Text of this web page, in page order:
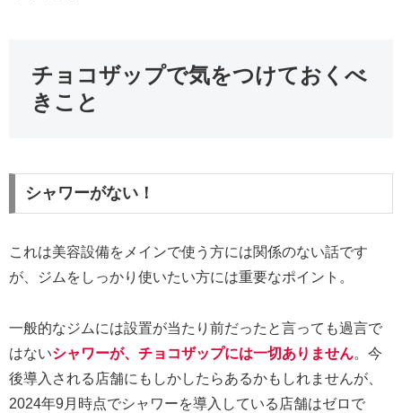
チョコザップで気をつけておくべ
きこと
シャワーがない！
これは美容設備をメインで使う方には関係のない話です
が、ジムをしっかり使いたい方には重要なポイント。
一般的なジムには設置が当たり前だったと言っても過言で
はないシャワーが、チョコザップには一切ありません。今
後導入される店舗にもしかしたらあるかもしれませんが、
2024年9月時点でシャワーを導入している店舗はゼロで